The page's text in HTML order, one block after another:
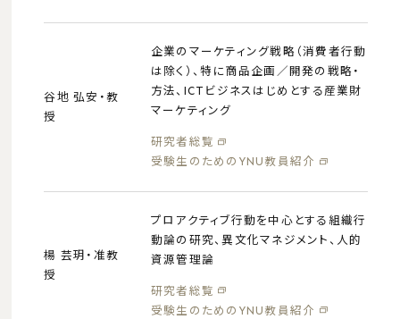
谷地 弘安・教
授
企業のマーケティング戦略（消費者行動
は除く）、特に商品企画／開発の戦略・
方法、ICTビジネスはじめとする産業財
マーケティング
研究者総覧
受験生のためのYNU教員紹介
楊 芸玥・准教
授
プロアクティブ行動を中心とする組織行
動論の研究、異文化マネジメント、人的
資源管理論
研究者総覧
受験生のためのYNU教員紹介